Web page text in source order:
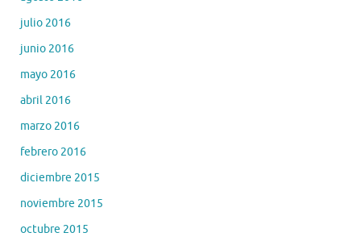
julio 2016
junio 2016
mayo 2016
abril 2016
marzo 2016
febrero 2016
diciembre 2015
noviembre 2015
octubre 2015